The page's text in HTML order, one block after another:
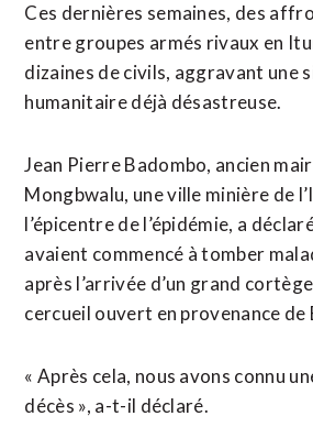
Ces dernières semaines, des
entre groupes armés rivaux en
dizaines de civils, aggravant une
humanitaire déjà désastreuse.
Jean Pierre Badombo, ancien
Mongbwalu, une ville minière de
l’épicentre de l’épidémie, a
avaient commencé à tomber
après l’arrivée d’un grand
cercueil ouvert en provenance de
« Après cela, nous avons connu
décès », a-t-il déclaré.